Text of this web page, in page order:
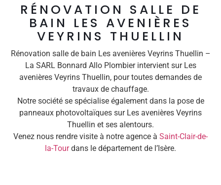
RÉNOVATION SALLE DE
BAIN LES AVENIÈRES
VEYRINS THUELLIN
Rénovation salle de bain Les avenières Veyrins Thuellin –
La SARL Bonnard Allo Plombier intervient sur Les
avenières Veyrins Thuellin, pour toutes demandes de
travaux de chauffage.
Notre société se spécialise également dans la pose de
panneaux photovoltaïques sur Les avenières Veyrins
Thuellin et ses alentours.
Venez nous rendre visite à notre agence à Saint-Clair-de-
la-Tourdans le département de l’Isère.